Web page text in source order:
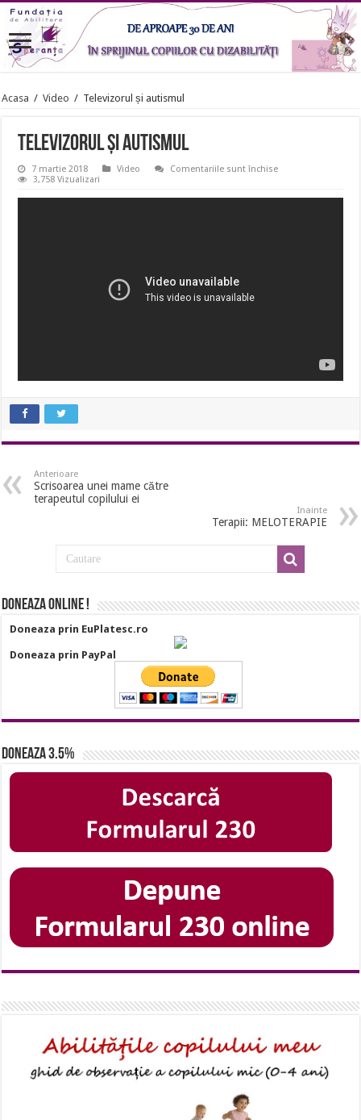
Acasa / Video / Televizorul și autismul
Televizorul și autismul
7 martie 2018 Video Comentariile sunt închisepentru
autismul
3,758 Vizualizari
Anterioare
Scrisoarea unei mame către
terapeutul copilului ei
Inainte
Terapii: MELOTERAPIE
Doneaza online !
Doneaza prin EuPlatesc.ro
Doneaza prin PayPal
Doneaza 3.5%